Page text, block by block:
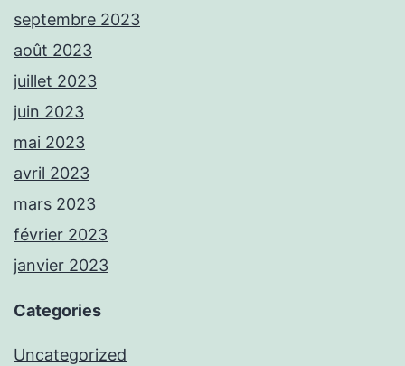
septembre 2023
août 2023
juillet 2023
juin 2023
mai 2023
avril 2023
mars 2023
février 2023
janvier 2023
Categories
Uncategorized